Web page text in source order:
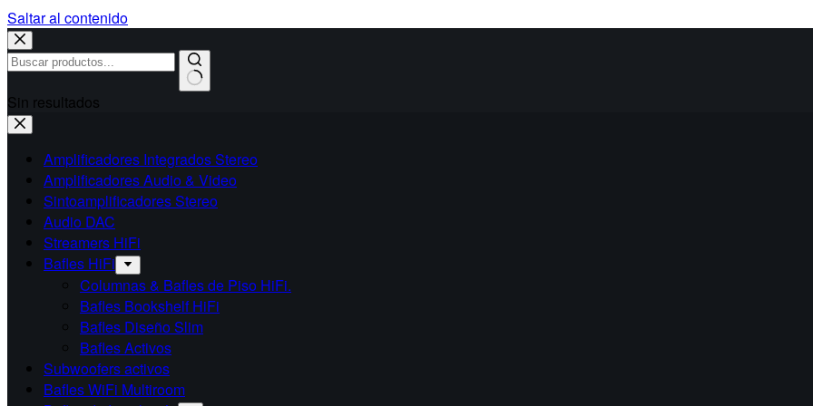
Saltar al contenido
Sin resultados
Amplificadores Integrados Stereo
Amplificadores Audio & Video
Sintoamplificadores Stereo
Audio DAC
Streamers HiFi
Bafles HiFi
Columnas & Bafles de Piso HiFi.
Bafles Bookshelf HiFi
Bafles Diseño Slim
Bafles Activos
Subwoofers activos
Bafles WiFi Multiroom